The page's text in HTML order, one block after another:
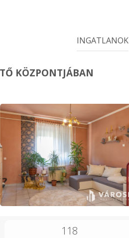
INGATLANOK
KÖZPONTJÁBAN
118